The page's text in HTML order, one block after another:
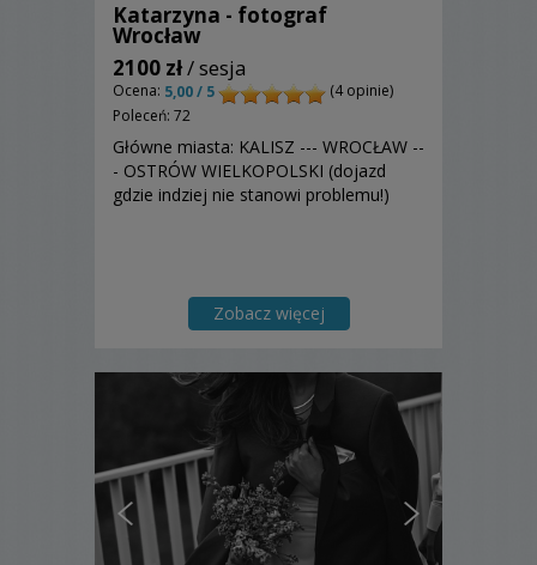
Katarzyna - fotograf
Wrocław
2100 zł/ sesja
Ocena: 5,00 / 5
(4 opinie)
Poleceń: 72
Główne miasta: KALISZ --- WROCŁAW --
- OSTRÓW WIELKOPOLSKI (dojazd
gdzie indziej nie stanowi problemu!)
Zobacz więcej